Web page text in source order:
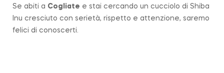
Se abiti a Cogliate e stai cercando un cucciolo di Shiba
Inu cresciuto con serietà, rispetto e attenzione, saremo
felici di conoscerti.